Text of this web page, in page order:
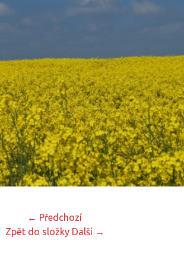
← Předchozí
Zpět do složky Další →